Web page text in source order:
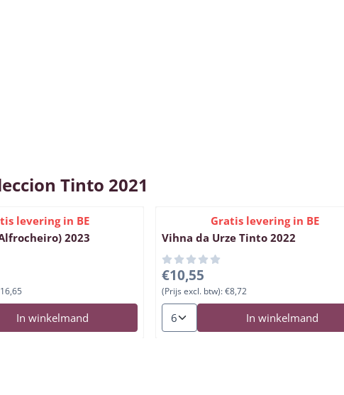
Tinto 2021
levering in BE
2023
btw: 16,65
Purista ALF (Alfrocheiro) 2023
In winkelmand
Gratis levering in BE
Vihna da Urze Tinto 2022
Prijs: 10,55, exclusief btw: 8,72
€10,55
(Prijs excl. btw):€8,72
Aantal kiezen voor Vihna da Urze
In winkelmand